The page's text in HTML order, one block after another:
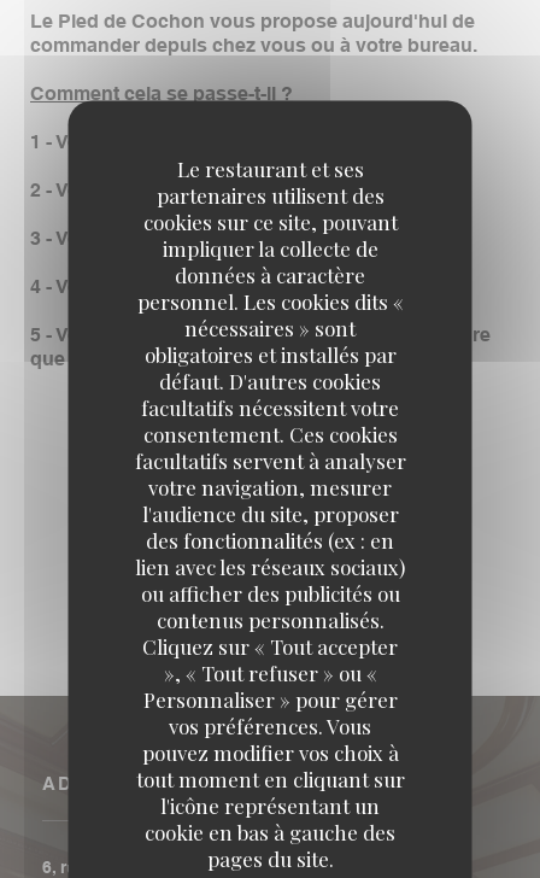
Le restaurant et ses
partenaires utilisent des
cookies sur ce site, pouvant
impliquer la collecte de
données à caractère
personnel. Les cookies dits «
nécessaires » sont
obligatoires et installés par
défaut. D'autres cookies
facultatifs nécessitent votre
consentement. Ces cookies
facultatifs servent à analyser
votre navigation, mesurer
l'audience du site, proposer
des fonctionnalités (ex : en
lien avec les réseaux sociaux)
ou afficher des publicités ou
contenus personnalisés.
Cliquez sur « Tout accepter
», « Tout refuser » ou «
Personnaliser » pour gérer
vos préférences. Vous
pouvez modifier vos choix à
tout moment en cliquant sur
l'icône représentant un
cookie en bas à gauche des
pages du site.
Le Pied de Cochon vous propose aujourd'hui de
commander depuis chez vous ou à votre bureau.
Comment cela se passe-t-il ?
1 - Vous allez sur notre site de commande
2 - Vous composez votre panier
3 - Vous choisissez votre heure de retrait
4 - Vous réglez
5 - Vous venez chercher votre commande à l'heure
que vous avez décidez.
COMMANDER
ADRESSE
6, rue Coquillière 75001 Paris((ouvre une nouvelle fenêtre))